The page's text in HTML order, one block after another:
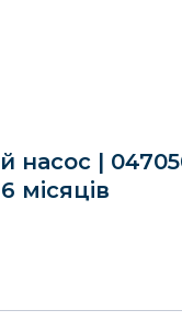
насос |
місяців